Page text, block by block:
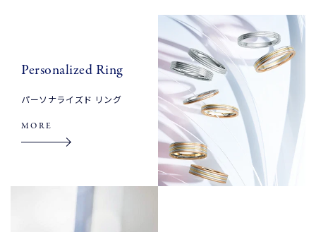
Personalized Ring
パーソナライズド リング
MORE